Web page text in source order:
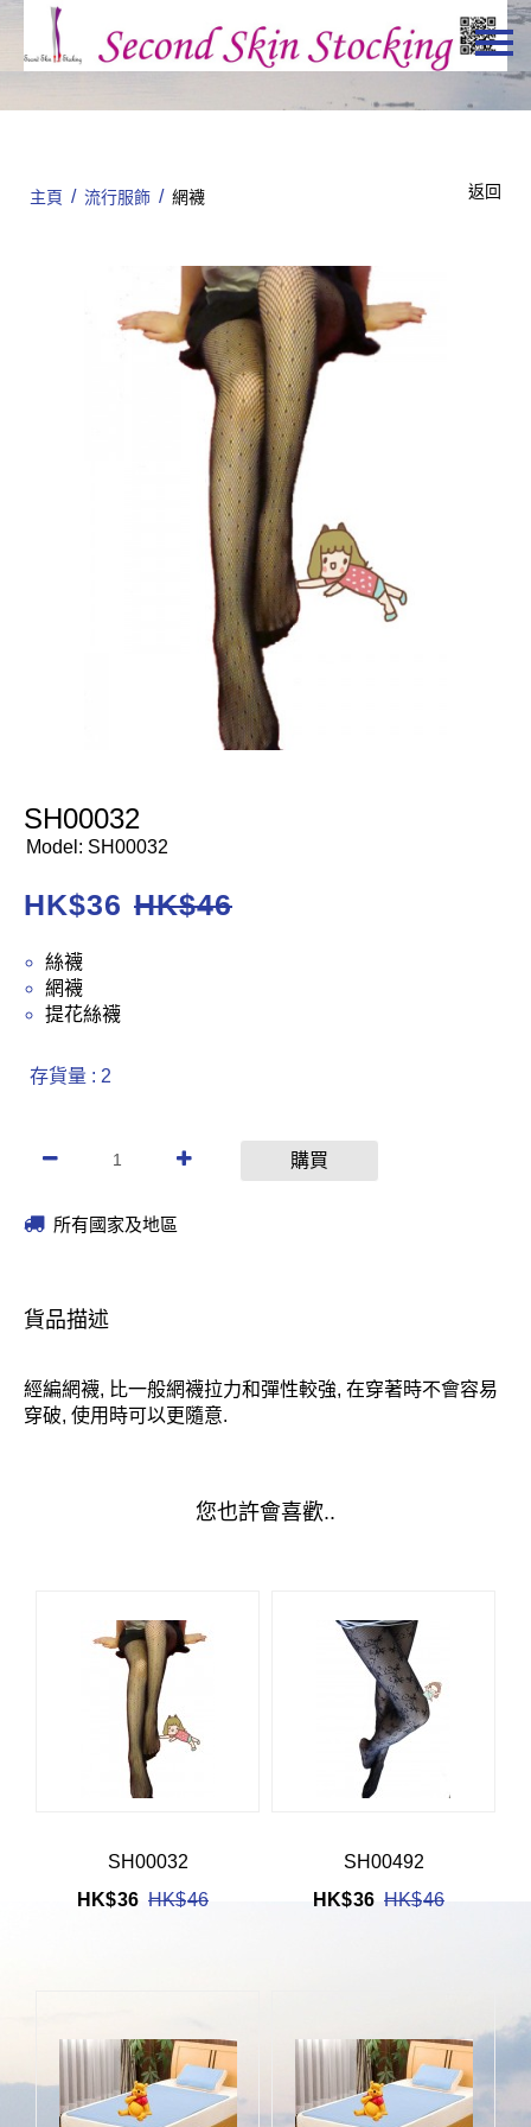
主頁 / 流行服飾 / 網襪 返回
SH00032
Model: SH00032
HK$36 HK$46
絲襪
網襪
提花絲襪
存貨量 : 2
購買
所有國家及地區
貨品描述
經編網襪, 比一般網襪拉力和彈性較強, 在穿著時不會容易
穿破, 使用時可以更隨意.
您也許會喜歡..
SH00032
HK$36 HK$46
SH00492
HK$36 HK$46